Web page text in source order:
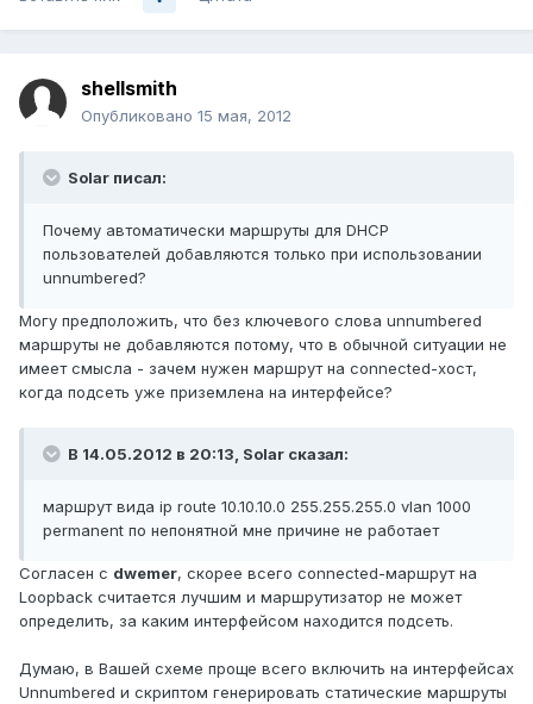
shellsmith
Опубликовано 15 мая, 2012
Solar писал:
Почему автоматически маршруты для DHCP
пользователей добавляются только при использовании
unnumbered?
Могу предположить, что без ключевого слова unnumbered
маршруты не добавляются потому, что в обычной ситуации не
имеет смысла - зачем нужен маршрут на connected-хост,
когда подсеть уже приземлена на интерфейсе?
В 14.05.2012 в 20:13, Solar сказал:
маршрут вида ip route 10.10.10.0 255.255.255.0 vlan 1000
permanent по непонятной мне причине не работает
Согласен с dwemer, скорее всего connected-маршрут на
Loopback считается лучшим и маршрутизатор не может
определить, за каким интерфейсом находится подсеть.
Думаю, в Вашей схеме проще всего включить на интерфейсах
Unnumbered и скриптом генерировать статические маршруты